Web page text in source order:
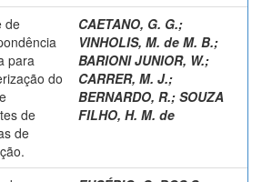
de
para
do
de
de
CAETANO, G. G.;
VINHOLIS, M. de M. B.;
BARIONI JUNIOR, W.;
CARRER, M. J.;
BERNARDO, R.; SOUZA
FILHO, H. M. de